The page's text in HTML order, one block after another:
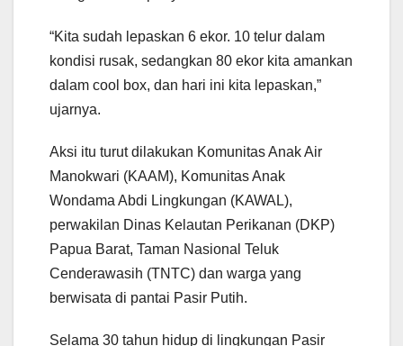
“Kita sudah lepaskan 6 ekor. 10 telur dalam
kondisi rusak, sedangkan 80 ekor kita amankan
dalam cool box, dan hari ini kita lepaskan,”
ujarnya.
Aksi itu turut dilakukan Komunitas Anak Air
Manokwari (KAAM), Komunitas Anak
Wondama Abdi Lingkungan (KAWAL),
perwakilan Dinas Kelautan Perikanan (DKP)
Papua Barat, Taman Nasional Teluk
Cenderawasih (TNTC) dan warga yang
berwisata di pantai Pasir Putih.
Selama 30 tahun hidup di lingkungan Pasir